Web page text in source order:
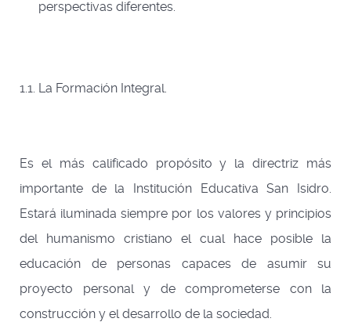
perspectivas diferentes.
1.1. La Formación Integral.
Es el más calificado propósito y la directriz más
importante de la Institución Educativa San Isidro.
Estará iluminada siempre por los valores y principios
del humanismo cristiano el cual hace posible la
educación de personas capaces de asumir su
proyecto personal y de comprometerse con la
construcción y el desarrollo de la sociedad.